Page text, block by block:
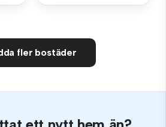
fler bostäder